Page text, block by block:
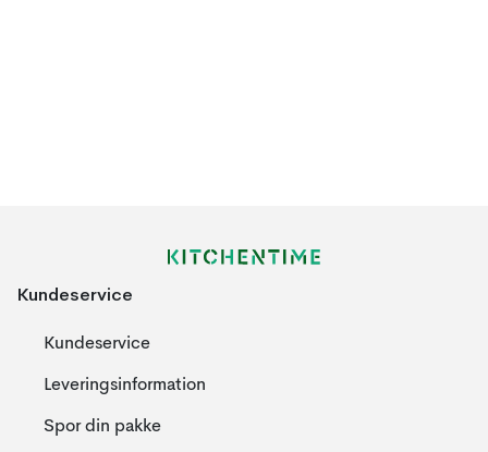
Kundeservice
Kundeservice
Leveringsinformation
Spor din pakke